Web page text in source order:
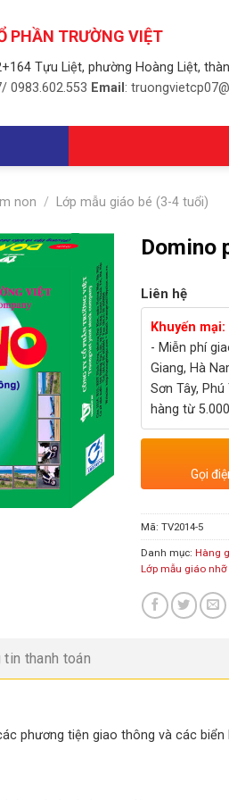
PHẦN TRƯỜNG VIỆT
Tựu Liệt, phường Hoàng Liệt,
0983.602.553 Email :
non / Lớp mẫu giáo bé (3-4 tuổi)
Domino
Liên hệ
Khuyến mại:
- Miễn phí
Giang, Hà
Sơn Tây,
hàng từ
Gọi
Mã: TV2014-5
Danh mục: Hàng
Lớp mẫu giáo nhỡ
tin thanh toán
phương tiện giao thông và các